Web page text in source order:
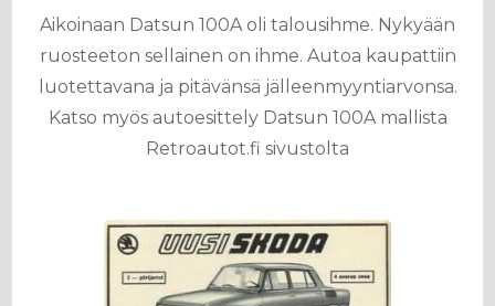
Aikoinaan Datsun 100A oli talousihme. Nykyään
ruosteeton sellainen on ihme. Autoa kaupattiin
luotettavana ja pitävänsä jälleenmyyntiarvonsa.
Katso myös autoesittely Datsun 100A mallista
Retroautot.fi sivustolta